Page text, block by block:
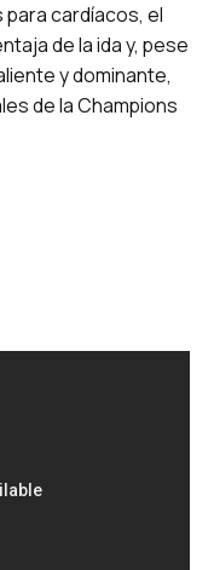
cardíacos, el
de la ida y, pese
y dominante,
de la Champions